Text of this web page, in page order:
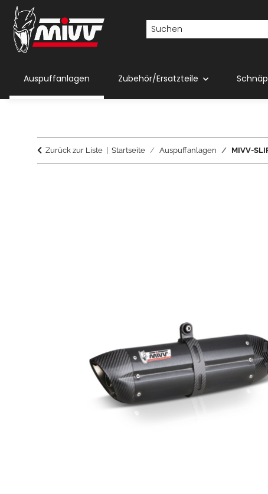
Auspuffanlagen Zubehör/Ersatzteile
Zurück zur Liste Startseite Auspuffanlagen MIVV-